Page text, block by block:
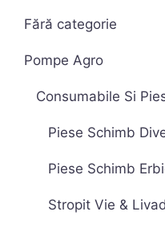
Fără categorie
Pompe Agro
Consumabile Si
Piese Schimb
Piese Schimb
Stropit Vie &